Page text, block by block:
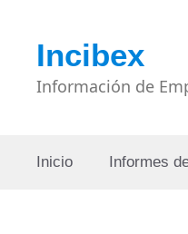
contenidoIncibex
Información de
Inicio Informes